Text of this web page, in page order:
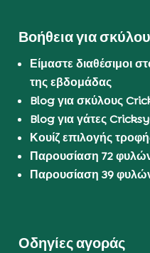
Βοήθεια για
Είμαστε διαθέσιμοι
της εβδομάδας
Blog για σκύλους
Blog για γάτες
Κουίζ επιλογής
Παρουσίαση 72
Παρουσίαση 39
Οδηγίες αγοράς